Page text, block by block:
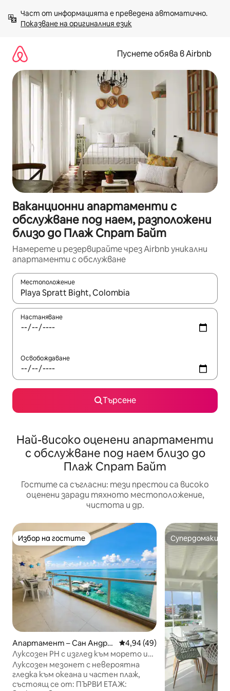
към
съдържанието
Показване на оригиналния език
Пуснете обява в Airbnb
Ваканционни апартаменти с
обслужване под наем, разположени
близо до Плаж Спрат Байт
Намерете и резервирайте чрез Airbnb уникални
апартаменти с обслужване
Местоположение
Когато резултатите се покажат, използвайте
Настаняване
Освобождаване
Търсене
Най-високо оценени апартаменти
с обслужване под наем близо до
Плаж Спрат Байт
Гостите са съгласни: тези престои са високо
оценени заради тяхното местоположение,
чистота и др.
Избор на гостите
Избор на гостите
Апартамент – Сан Андре
с
Средна оценка: 4,94 от 5,
4,94 (49)
Луксозен PH с изглед към морето и
частен плаж
Луксозен мезонет с невероятна
гледка към океана и частен плаж,
състоящ се от: ПЪРВИ ЕТАЖ:
Супердомакин
Супердомакин